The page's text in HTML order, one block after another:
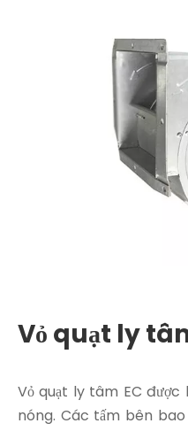
Vỏ quạt ly
Vỏ quạt ly tâm EC
nóng. Các tấm bên